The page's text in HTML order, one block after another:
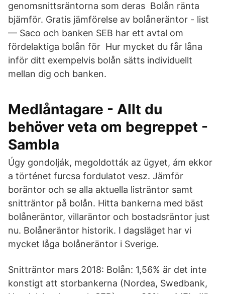
genomsnittsräntorna som deras Bolån ränta
bjämför. Gratis jämförelse av bolåneräntor - list
— Saco och banken SEB har ett avtal om
fördelaktiga bolån för Hur mycket du får låna
inför ditt exempelvis bolån sätts individuellt
mellan dig och banken.
Medlåntagare - Allt du
behöver veta om begreppet -
Sambla
Úgy gondolják, megoldották az ügyet, ám ekkor
a történet furcsa fordulatot vesz. Jämför
boräntor och se alla aktuella listräntor samt
snitträntor på bolån. Hitta bankerna med bäst
bolåneräntor, villaräntor och bostadsräntor just
nu. Bolåneräntor historik. I dagsläget har vi
mycket låga bolåneräntor i Sverige.
Snitträntor mars 2018: Bolån: 1,56% är det inte
konstigt att storbankerna (Nordea, Swedbank,